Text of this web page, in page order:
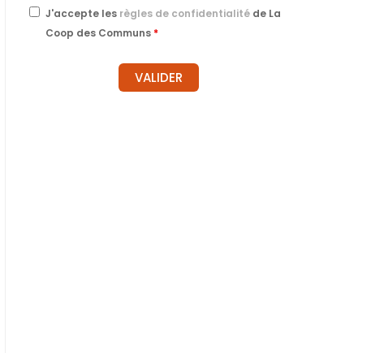
J'accepte les règles de confidentialité de La
Coop des Communs *